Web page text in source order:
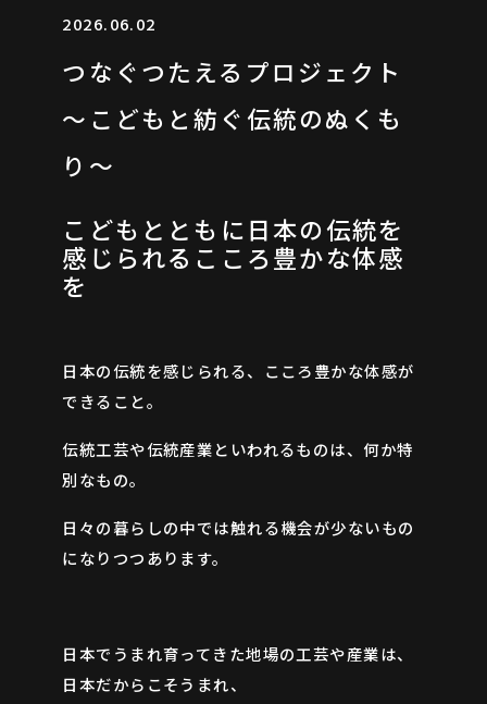
ARCHIVES
2026.06.02
つなぐつたえるプロジェクト
～こどもと紡ぐ伝統のぬくも
り～
こどもとともに日本の伝統を
感じられるこころ豊かな体感
を
日本の伝統を感じられる、こころ豊かな体感が
できること。
伝統工芸や伝統産業といわれるものは、何か特
別なもの。
日々の暮らしの中では触れる機会が少ないもの
になりつつあります。
日本でうまれ育ってきた地場の工芸や産業は、
日本だからこそうまれ、